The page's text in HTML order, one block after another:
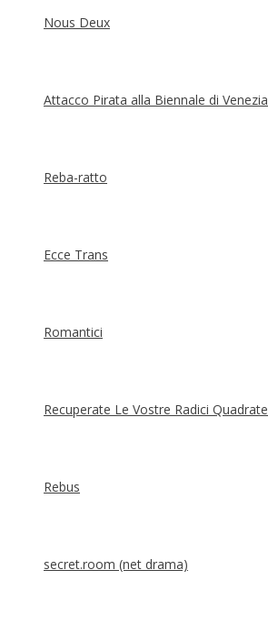
Nous Deux
Attacco Pirata alla Biennale di Venezia
Reba-ratto
Ecce Trans
Romantici
Recuperate Le Vostre Radici Quadrate
Rebus
secret.room (net drama)